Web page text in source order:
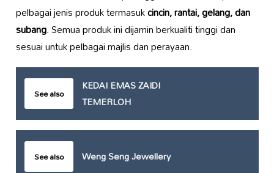
pelbagai jenis produk termasukcincin, rantai, gelang, dan
subang. Semua produk ini dijamin berkualiti tinggi dan
sesuai untuk pelbagai majlis dan perayaan.
See also
KEDAI EMAS ZAIDI
TEMERLOH
See also Weng Seng Jewellery